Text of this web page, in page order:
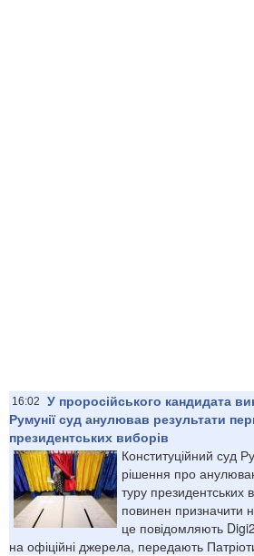
16:02
У проросійського кандидата
Румунії суд анулював результати
президентських виборів
Конституційний суд
рішення про
туру президентських
повинен призначити
це повідомляють
на офіційні джерела, передають